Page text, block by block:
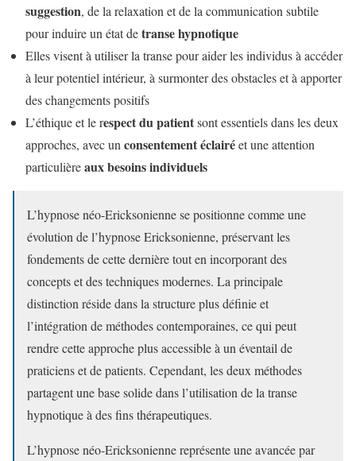
suggestion, de la relaxation et de la communication subtile
pour induire un état detranse hypnotique
Elles visent à utiliser la transe pour aider les individus à accéder
à leur potentiel intérieur, à surmonter des obstacles et à apporter
des changements positifs
L’éthique et le respect du patientsont essentiels dans les deux
approches, avec unconsentement éclairéet une attention
particulièreaux besoins individuels
L’hypnose néo-Ericksonienne se positionne comme une
évolution de l’hypnose Ericksonienne, préservant les
fondements de cette dernière tout en incorporant des
concepts et des techniques modernes. La principale
distinction réside dans la structure plus définie et
l’intégration de méthodes contemporaines, ce qui peut
rendre cette approche plus accessible à un éventail de
praticiens et de patients. Cependant, les deux méthodes
partagent une base solide dans l’utilisation de la transe
hypnotique à des fins thérapeutiques.
L’hypnose néo-Ericksonienne représente une avancée par